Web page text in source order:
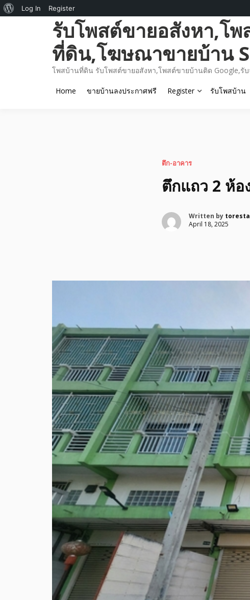
รับโพสต์ขายอสังหา,โ
ที่ดิน,โฆษณาขายบ้าน
โพสบ้านที่ดิน รับโพสต์ขายอสังหา,โพสต์ขายบ้านติด Google,รั
Home ขายบ้านลงประกาศฟรี Register รับโพสบ้าน
ตึก-อาคาร
ตึกแถว 2 ห้อ
Written by
April 18, 2025
About
Log In Register